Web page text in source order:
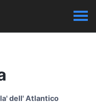
dell' Atlantico